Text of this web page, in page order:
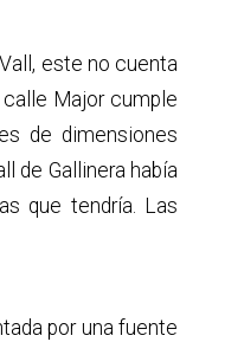
este no cuenta
Major cumple
de dimensiones
de Gallinera había
que tendría. Las
por una fuente